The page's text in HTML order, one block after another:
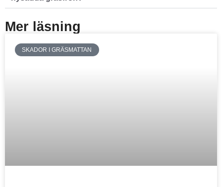
Mer läsning
SKADOR I GRÄSMATTAN